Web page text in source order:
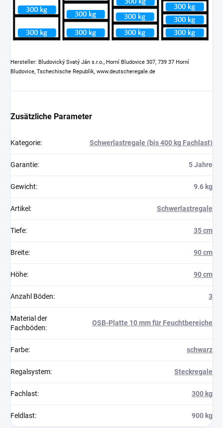
Hersteller: Bludovický Svatý Ján s.r.o., Horní Bludovice 307, 739 37 Horní
Bludovice, Tschechische Republik, www.deutscheregale.de
Zusätzliche Parameter
Kategorie: Schwerlastregale (bis 400 kg Fachlast)
Garantie: 5 Jahre
Gewicht: 9.6 kg
Artikel : Schwerlastregale
Tiefe: 35 cm
Breite: 90 cm
Höhe: 90 cm
Anzahl Böden: 3
Material der
Fachböden:
OSB-Platte 10 mm für Feuchtbereiche
Farbe: schwarz
Regalsystem: Steckregale
Fachlast: 300 kg
Feldlast: 900 kg